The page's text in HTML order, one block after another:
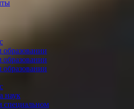
наук
специальном